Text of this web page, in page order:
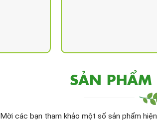
SẢN
Mời các bạn tham khảo một số sản phẩm